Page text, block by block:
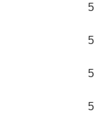
5
5
5
5